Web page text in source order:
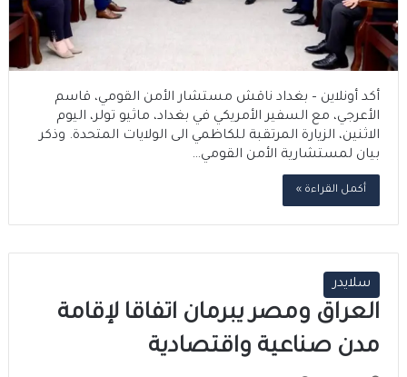
أكد أونلاين – بغداد ناقش مستشار الأمن القومي، قاسم
الأعرجي، مع السفير الأمريكي في بغداد، ماثيو تولر، اليوم
الاثنين، الزيارة المرتقبة للكاظمي الى الولايات المتحدة. وذكر
بيان لمستشارية الأمن القومي…
أكمل القراءة »
سلايدر
العراق ومصر يبرمان اتفاقا لإقامة
مدن صناعية واقتصادية